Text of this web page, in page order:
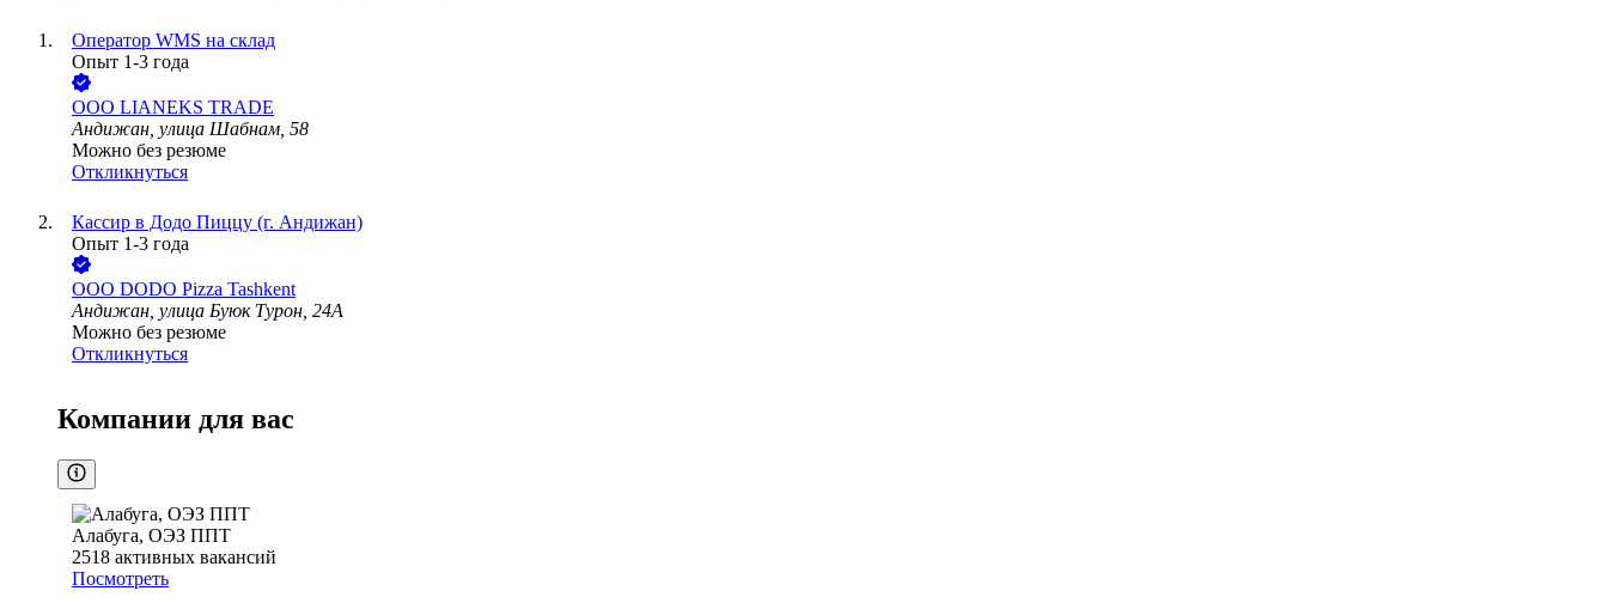
Оператор WMS на склад
Опыт 1-3 года
ООО LIANEKS TRADE
Андижан, улица Шабнам, 58
Можно без резюме
Откликнуться
Кассир в Додо Пиццу (г. Андижан)
Опыт 1-3 года
ООО DODO Pizza Tashkent
Андижан, улица Буюк Турон, 24A
Можно без резюме
Откликнуться
Компании для вас
Алабуга, ОЭЗ ППТ
2518 активных вакансий
Посмотреть